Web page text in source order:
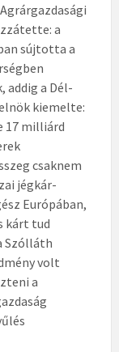
a
sújtotta a
addig a Dél-
kiemelte:
17 milliárd
csaknem
jégkár-
Európában,
kárt tud
Szólláth
volt
a